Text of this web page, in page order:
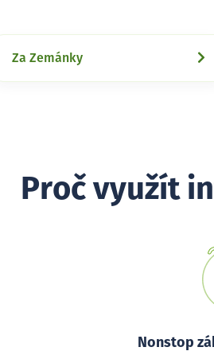
Za Zemánky
Proč využít
Nonstop